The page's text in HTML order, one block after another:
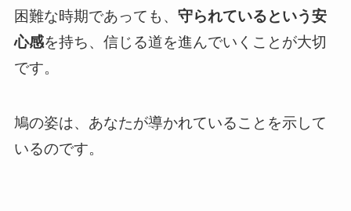
困難な時期であっても、 守られているという安
心感を持ち、信じる道を進んでいくことが大切
です。
鳩の姿は、あなたが導かれていることを示して
いるのです。